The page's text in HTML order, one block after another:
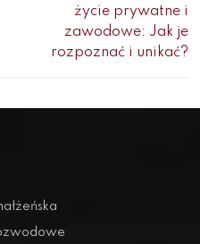
życie prywatne i
zawodowe: Jak je
rozpoznać i unikać?